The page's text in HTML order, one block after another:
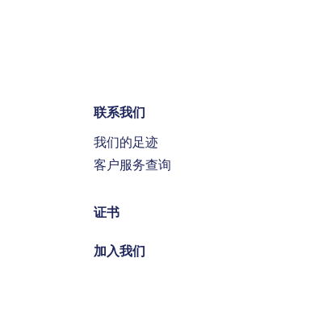
联系我们
我们的足迹
客户服务查询
证书
加入我们